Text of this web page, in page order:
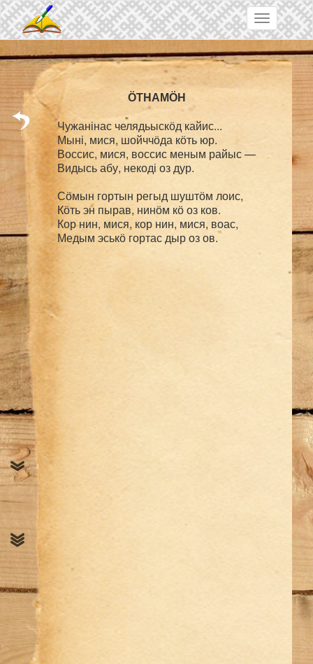
Skip to main content
Toggle
navigation
Чужанінас челядьыскӧд кайис...
Мыні, мися, шойччӧда кӧть юр.
Воссис, мися, воссис меным райыс —
Видысь абу, некоді оз дур.
Сӧмын гортын регыд шуштӧм лоис,
Кӧть эн пырав, нинӧм кӧ оз ков.
Кор нин, мися, кор нин, мися, воас,
Медым эськӧ гортас дыр оз ов.